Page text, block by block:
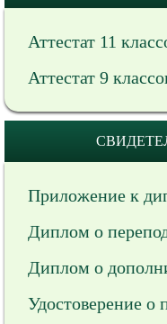
Аттестат 11
Аттестат 9
Приложение к
Диплом о
Диплом о
Удостоверение